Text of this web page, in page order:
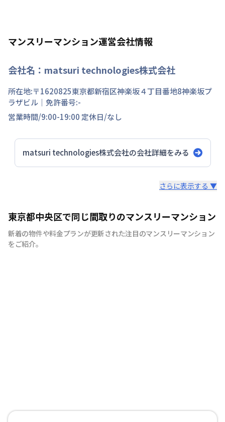
マンスリーマンション運営会社情報
会社名： matsuri technologies株式会社
所在地:〒1620825東京都新宿区神楽坂４丁目番地8神楽坂プ
ラザビル ｜免許番号:-
営業時間/9:00-19:00 定休日/なし
matsuri technologies株式会社の会社詳細をみる
意味ある新産業を創り続ける
さらに表示する ▼
東京都中央区で同じ間取りのマンスリーマンション
新着の物件や料金プランが更新された注目のマンスリーマンション
をご紹介。